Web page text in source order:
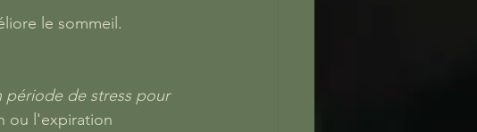
le sommeil.
période de stress pour
ou l'expiration